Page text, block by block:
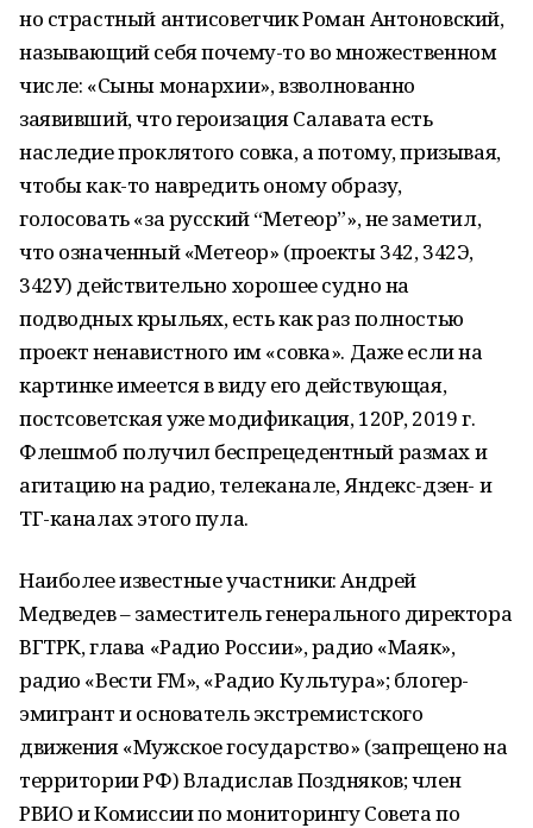
но страстный антисоветчик Роман Антоновский,
называющий себя почему-то во множественном
числе: «Сыны монархии», взволнованно
заявивший, что героизация Салавата есть
наследие проклятого совка, а потому, призывая,
чтобы как-то навредить оному образу,
голосовать «за русский “Метеор”», не заметил,
что означенный «Метеор» (проекты 342, 342Э,
342У) действительно хорошее судно на
подводных крыльях, есть как раз полностью
проект ненавистного им «совка». Даже если на
картинке имеется в виду его действующая,
постсоветская уже модификация, 120Р, 2019 г.
Флешмоб получил беспрецедентный размах и
агитацию на радио, телеканале, Яндекс-дзен- и
ТГ-каналах этого пула.
Наиболее известные участники: Андрей
Медведев – заместитель генерального директора
ВГТРК, глава «Радио России», радио «Маяк»,
радио «Вести FM», «Радио Культура»; блогер-
эмигрант и основатель экстремистского
движения «Мужское государство» (запрещено на
территории РФ) Владислав Поздняков; член
РВИО и Комиссии по мониторингу Совета по